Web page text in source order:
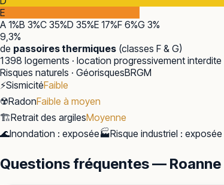
E
A 1%B 3%C 35%D 35%E 17%F 6%G 3%
9,3%
de passoires thermiques (classes F & G)
1 398 logements · location progressivement interdite
Risques naturels · GéorisquesBRGM
⚡SismicitéFaible
☢️RadonFaible à moyen
🏗️Retrait des argilesMoyenne
🌊Inondation : exposée🏭Risque industriel : exposée
Questions fréquentes — Roanne